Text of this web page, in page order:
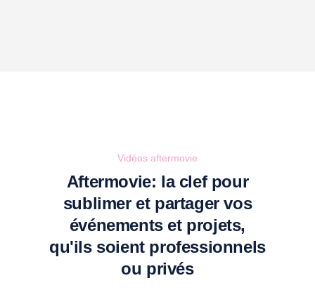
Vidéos aftermovie
Aftermovie: la clef pour
sublimer et partager vos
événements et projets,
qu'ils soient professionnels
ou privés